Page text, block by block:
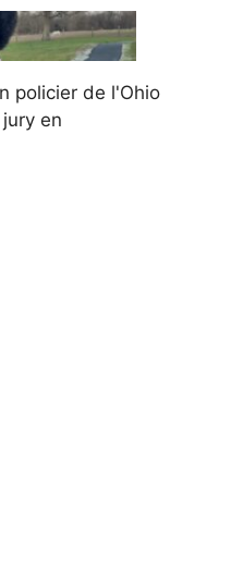
policier de l'Ohio
en